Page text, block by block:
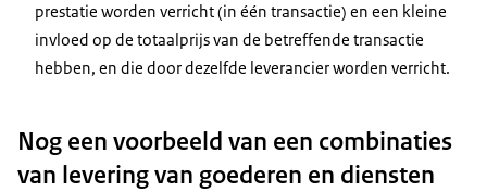
prestatie worden verricht (in één transactie) en een kleine
invloed op de totaalprijs van de betreffende transactie
hebben, en die door dezelfde leverancier worden verricht.
Nog een voorbeeld van een combinaties
van levering van goederen en diensten